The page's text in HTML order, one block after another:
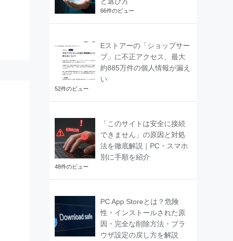
66件のビュー
Eストアーの「ショップサー
ブ」に不正アクセス、最大
約885万件の個人情報が漏え
い
52件のビュー
「このサイトは安全に接続
できません」の原因と対処
法を徹底解説｜PC・スマホ
別に手順を紹介
48件のビュー
PC App Storeとは？危険
性・インストールされた原
因・完全な削除方法・ブラ
ウザ設定の戻し方を解説